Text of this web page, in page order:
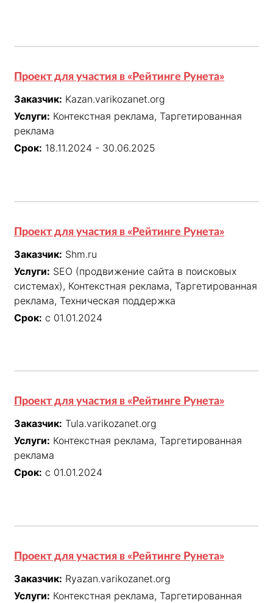
Проект для участия в «Рейтинге Рунета»
Заказчик: Kazan.varikozanet.org
Услуги: Контекстная реклама, Таргетированная
реклама
Срок: 18.11.2024 - 30.06.2025
Проект для участия в «Рейтинге Рунета»
Заказчик: Shm.ru
Услуги: SEO (продвижение сайта в поисковых
системах), Контекстная реклама, Таргетированная
реклама, Техническая поддержка
Срок: с 01.01.2024
Проект для участия в «Рейтинге Рунета»
Заказчик: Tula.varikozanet.org
Услуги: Контекстная реклама, Таргетированная
реклама
Срок: с 01.01.2024
Проект для участия в «Рейтинге Рунета»
Заказчик: Ryazan.varikozanet.org
Услуги: Контекстная реклама, Таргетированная